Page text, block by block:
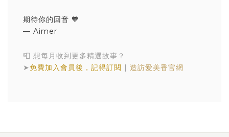
期待你的回音 🧡
— Aimer
📮 想每月收到更多精選故事？
➤免費加入會員後，記得訂閱 | 造訪愛美香官網